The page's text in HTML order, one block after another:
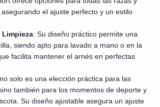
el ajuste perfecto y un estilo
Limpieza: Su diseño práctico permite una
siendo apto para lavado a mano o en la
facilita mantener el arnés en perfectas
solo es una elección práctica para las
también para los momentos de deporte y
Su diseño ajustable asegura un ajuste